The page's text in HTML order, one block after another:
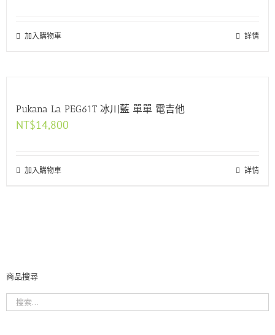
加入購物車 詳情
Pukana La PEG61T 冰川藍 單單 電吉他
NT$14,800
加入購物車 詳情
商品搜尋